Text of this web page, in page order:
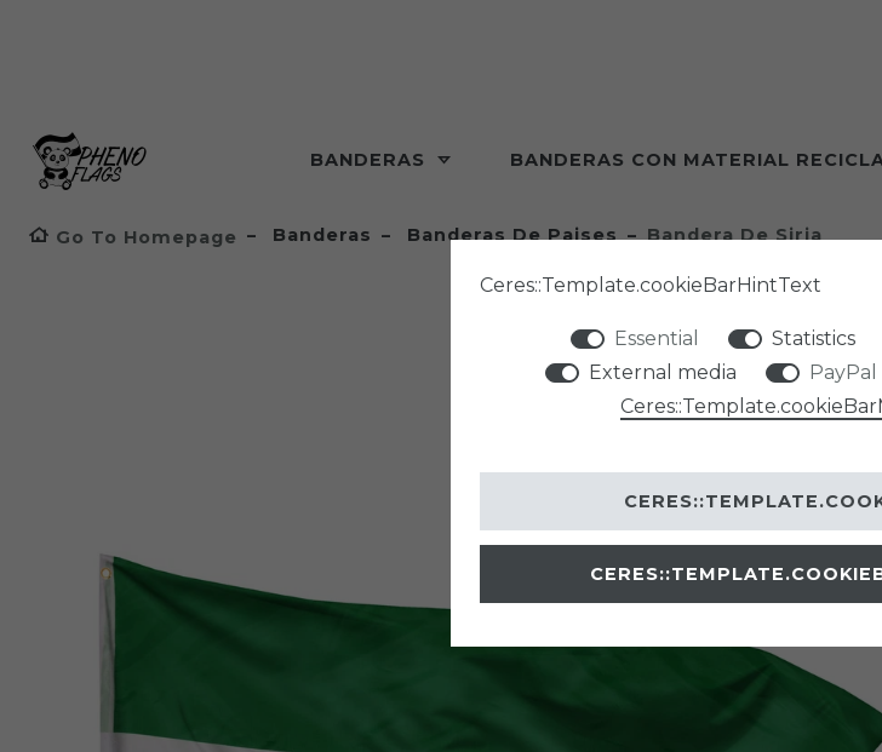
BANDERAS BANDERAS CON MATERIAL
Go To Homepage Banderas Banderas De Paises Bandera De Siria
Ceres::Template.cookieBarHintText
Essential Statistics
External media
PayPal